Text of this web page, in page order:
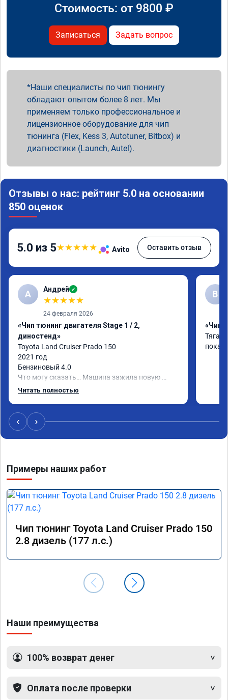
Стоимость: от 9800 ₽
Записаться Задать вопрос
Наши специалисты по чип тюнингу
обладают опытом более 8 лет. Мы
применяем только профессиональное и
лицензионное оборудование для чип
тюнинга (Flex, Kess 3, Autotuner, Bitbox) и
диагностики (Launch, Autel).
Отзывы о нас: рейтинг 5.0 на основании
850 оценок
5.0 из 5★★★★★ Avito Оставить отзыв
А Андрей ✓
★★★★★
24 февраля 2026
«Чип тюнинг двигателя Stage 1 / 2,
диностенд»
Toyota Land Cruiser Prado 150
2021 год
Бензиновый 4.0
Что могу сказать… Машина зажила новую
жизнь)
Самое заметное - машина стала лучше
отзываться на педаль газа и тянуть с низов.
Пропали легкие удары в коробе при резком
Жалею что не прошил сразу при покупке)
Рекомендую!
Читать полностью
В
«Чип
Тяга
‹ ›
Примеры наших работ
Чип тюнинг Toyota Land Cruiser Prado 150
2.8 дизель (177 л.с.)
Наши преимущества
100% возврат денег
Оплата после проверки